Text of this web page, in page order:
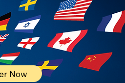
Now